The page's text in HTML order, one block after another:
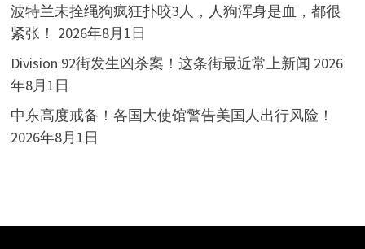
波特兰未拴绳狗疯狂扑咬3人，人狗浑身是血，都很
紧张！ 2026年8月1日
Division 92街发生凶杀案！这条街最近常上新闻 2026
年8月1日
中东高度戒备！各国大使馆警告美国人出行风险！
2026年8月1日